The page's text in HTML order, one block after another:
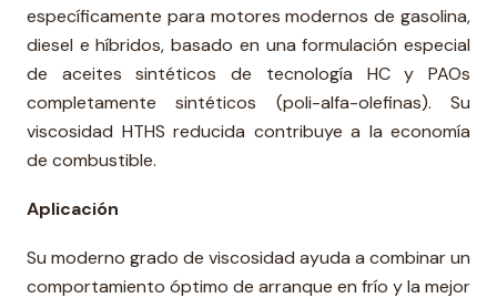
específicamente para motores modernos de gasolina,
diesel e híbridos, basado en una formulación especial
de aceites sintéticos de tecnología HC y PAOs
completamente sintéticos (poli-alfa-olefinas). Su
viscosidad HTHS reducida contribuye a la economía
de combustible.
Aplicación
Su moderno grado de viscosidad ayuda a combinar un
comportamiento óptimo de arranque en frío y la mejor